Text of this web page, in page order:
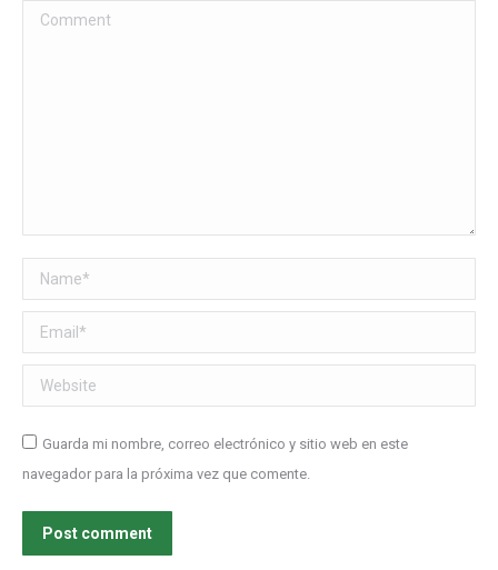
Comment
Name *
Email *
Website
Guarda mi nombre, correo electrónico y sitio web en este
navegador para la próxima vez que comente.
Post comment